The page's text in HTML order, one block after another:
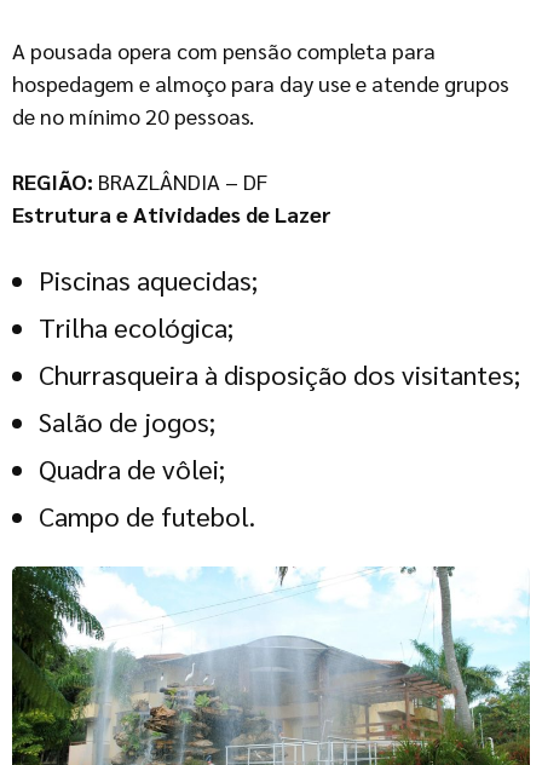
A pousada opera com pensão completa para
hospedagem e almoço para day use e atende grupos
de no mínimo 20 pessoas.
REGIÃO: BRAZLÂNDIA – DF
Estrutura e Atividades de Lazer
Piscinas aquecidas;
Trilha ecológica;
Churrasqueira à disposição dos visitantes;
Salão de jogos;
Quadra de vôlei;
Campo de futebol.